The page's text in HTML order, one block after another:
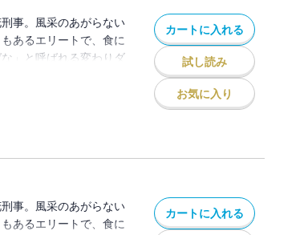
題など、食欲中枢を刺
：風船ガム膨らませ
三姉妹登場！／80年
事。風采のあがらない
あるエリートで、食に
」と呼ばれる変わりダ
生かして事件の真相に
刺身のツマの名前問題
力説。シンガポール風
袋入りビスケットで日
カートに入れる
試し読み
お気に入り
事。風采のあがらない
あるエリートで、食に
カートに入れる